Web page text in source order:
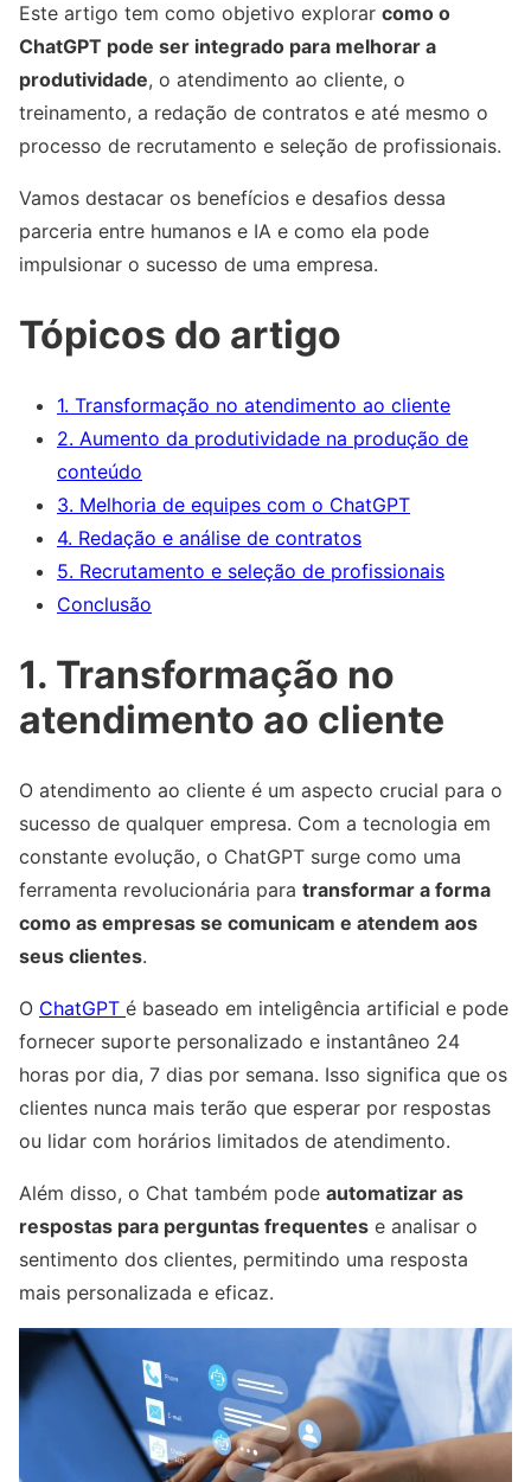
Este artigo tem como objetivo explorar como o
ChatGPT pode ser integrado para melhorar a
produtividade, o atendimento ao cliente, o
treinamento, a redação de contratos e até mesmo o
processo de recrutamento e seleção de profissionais.
Vamos destacar os benefícios e desafios dessa
parceria entre humanos e IA e como ela pode
impulsionar o sucesso de uma empresa.
Tópicos do artigo
1. Transformação no atendimento ao cliente
2. Aumento da produtividade na produção de
conteúdo
3. Melhoria de equipes com o ChatGPT
4. Redação e análise de contratos
5. Recrutamento e seleção de profissionais
Conclusão
1. Transformação no
atendimento ao cliente
O atendimento ao cliente é um aspecto crucial para o
sucesso de qualquer empresa. Com a tecnologia em
constante evolução, o ChatGPT surge como uma
ferramenta revolucionária para transformar a forma
como as empresas se comunicam e atendem aos
seus clientes.
O ChatGPT é baseado em inteligência artificial e pode
fornecer suporte personalizado e instantâneo 24
horas por dia, 7 dias por semana. Isso significa que os
clientes nunca mais terão que esperar por respostas
ou lidar com horários limitados de atendimento.
Além disso, o Chat também pode automatizar as
respostas para perguntas frequentes e analisar o
sentimento dos clientes, permitindo uma resposta
mais personalizada e eficaz.